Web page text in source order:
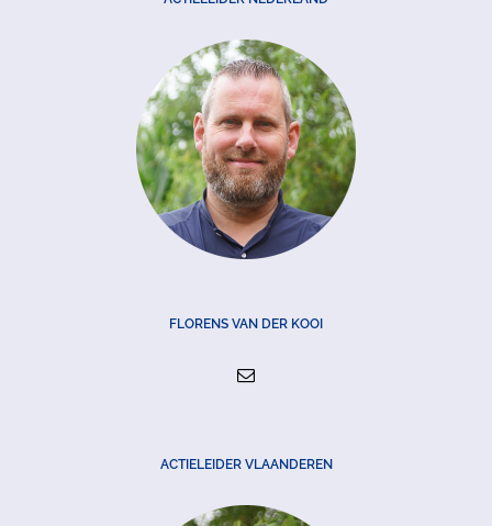
FLORENS VAN DER KOOI
ACTIELEIDER VLAANDEREN